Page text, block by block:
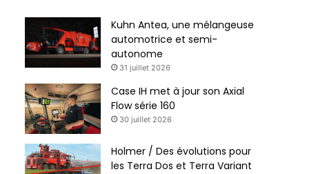
Kuhn Antea, une mélangeuse
automotrice et semi-
autonome
31 juillet 2026
Case IH met à jour son Axial
Flow série 160
30 juillet 2026
Holmer / Des évolutions pour
les Terra Dos et Terra Variant